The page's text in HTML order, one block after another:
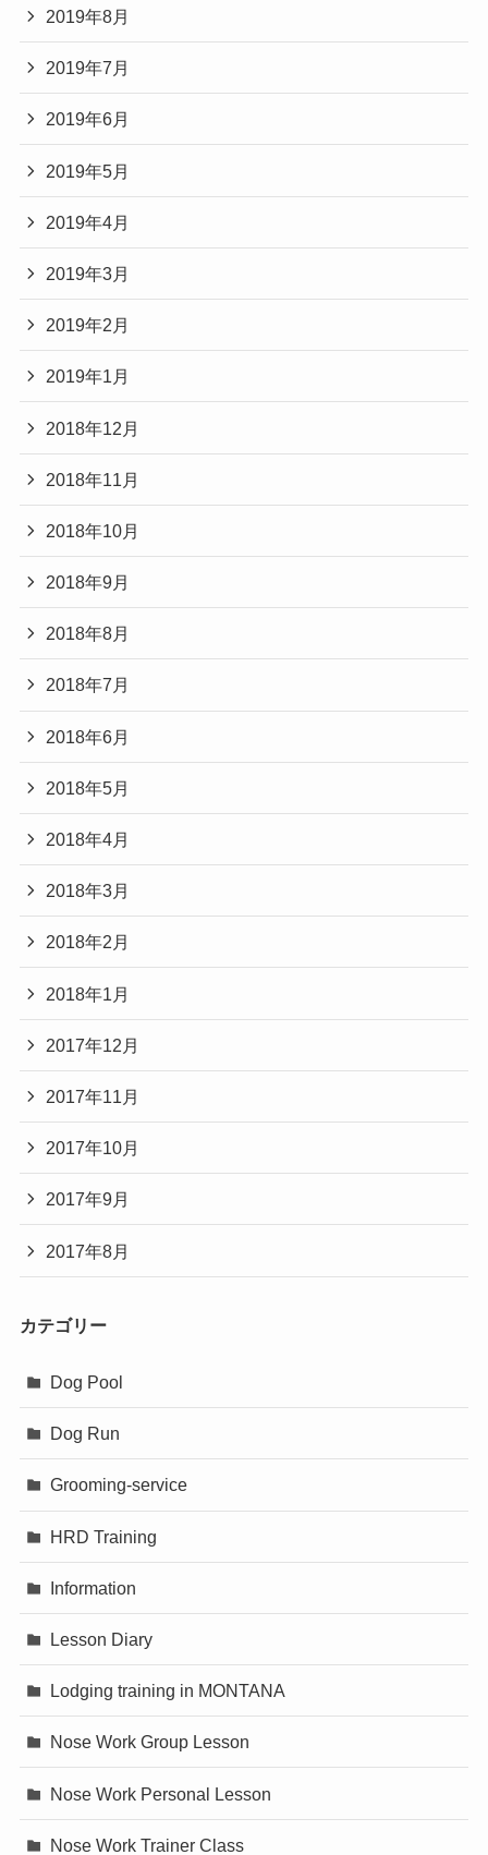
2019年8月
2019年7月
2019年6月
2019年5月
2019年4月
2019年3月
2019年2月
2019年1月
2018年12月
2018年11月
2018年10月
2018年9月
2018年8月
2018年7月
2018年6月
2018年5月
2018年4月
2018年3月
2018年2月
2018年1月
2017年12月
2017年11月
2017年10月
2017年9月
2017年8月
カテゴリー
Dog Pool
Dog Run
Grooming-service
HRD Training
Information
Lesson Diary
Lodging training in MONTANA
Nose Work Group Lesson
Nose Work Personal Lesson
Nose Work Trainer Class